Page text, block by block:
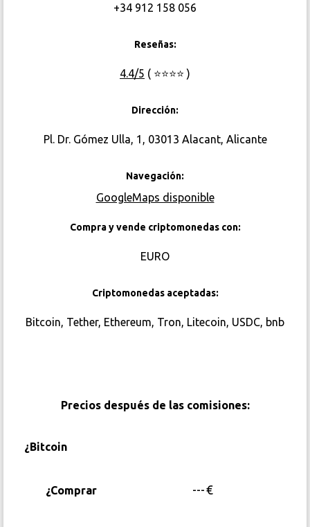
+34 912 158 056
Reseñas:
4.4/5 ( ⭐⭐⭐⭐ )
Dirección:
Pl. Dr. Gómez Ulla, 1, 03013 Alacant, Alicante
Navegación:
GoogleMaps disponible
Compra y vende criptomonedas con:
EURO
Criptomonedas aceptadas:
Bitcoin, Tether, Ethereum, Tron, Litecoin, USDC, bnb
Precios después de las comisiones:
¿Comprar
¿Bitcoin
---€